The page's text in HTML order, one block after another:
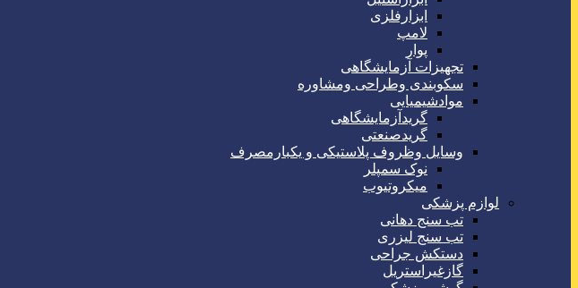
ابزارفلزی
لامپ
پوار
تجهیزات آزمایشگاهی
سکوبندی وطراحی ومشاوره
موادشیمیایی
گریدآزمایشگاهی
گریدصنعتی
وسایل وظروف پلاستیکی و یکبارمصرف
نوک سمپلر
میکروتیوب
لوازم پزشکی
تب سنج دهانی
تب سنج لیزری
دستکش جراحی
گازغیراستریل